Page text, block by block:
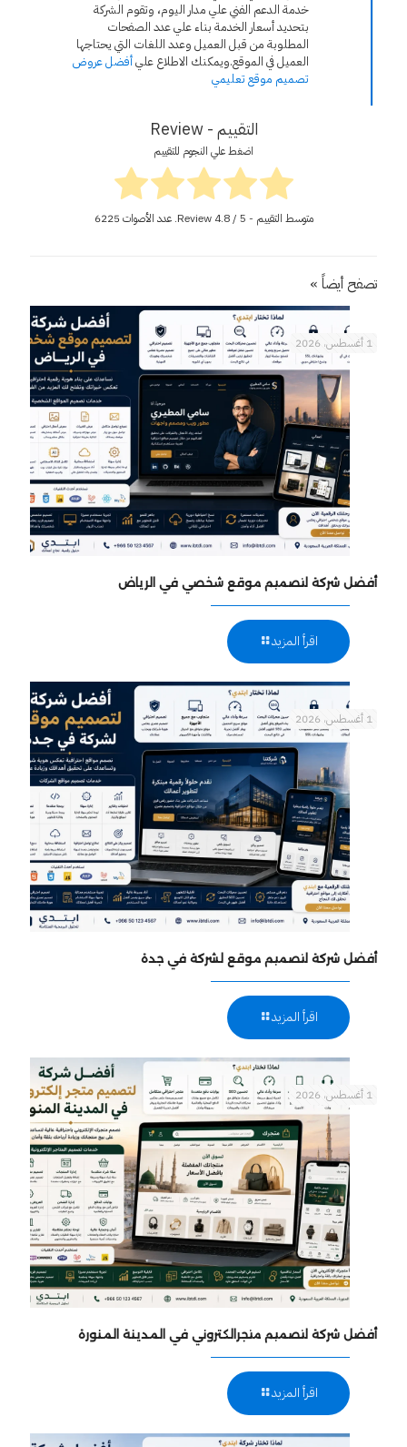
خدمة الدعم الفني علي مدار اليوم، وتقوم الشركة
بتحديد أسعار الخدمة بناء علي عدد الصفحات
المطلوبة من قبل العميل وعدد اللغات التي يحتاجها
العميل في الموقع.ويمكنك الاطلاع عليأفضل عروض
تصميم موقع تعليمي
التقييم - Review
اضغط علي النجوم للتقييم
متوسط التقييم - Review 4.8/ 5. عدد الأصوات 6225
تصفح أيضاً »
1 أغسطس، 2026
أفضل شركة لتصميم موقع شخصي في الرياض
اقرأ المزيد
1 أغسطس، 2026
أفضل شركة لتصميم موقع لشركة في جدة
اقرأ المزيد
1 أغسطس، 2026
أفضل شركة لتصميم متجرالكتروني في المدينة المنورة
اقرأ المزيد